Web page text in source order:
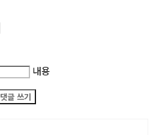
내용
댓글 쓰기